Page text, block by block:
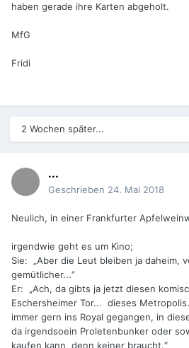
haben gerade ihre Karten abgeholt.
MfG
Fridi
2 Wochen später...
...
Geschrieben 24. Mai 2018
Neulich, in einer Frankfurter
irgendwie geht es um Kino;
Sie: „Aber die Leut bleiben ja daheim,
gemütlicher...“
Er: „Ach, da gibts ja jetzt diesen
Eschersheimer Tor... dieses
immer gern ins Royal gegangen, in
da irgendsoein Proletenbunker oder
kaufen kann, denn keiner braucht.“